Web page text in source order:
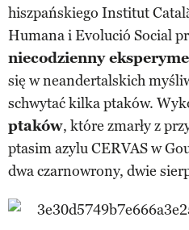
hiszpańskiego Institut
Humana i Evolució Social
niecodzienny
się w neandertalskich
schwytać kilka ptaków.
ptaków, które zmarły z
ptasim azylu CERVAS w
dwa czarnowrony, dwie